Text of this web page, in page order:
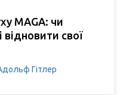
MAGA: чи
відновити свої
Гітлер